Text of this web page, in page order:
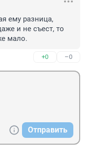
ему разница,
и не съест, то
мало.
+0 –0
Отправить